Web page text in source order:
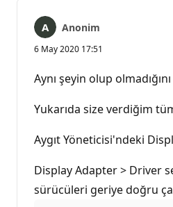
Anonim
6 May 2020 17:51
Aynı şeyin olup
Yukarıda size verdiğim
Aygıt Yöneticisi'ndeki
Display Adapter > Driver
sürücüleri geriye doğru